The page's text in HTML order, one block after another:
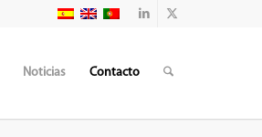
Noticias Contacto